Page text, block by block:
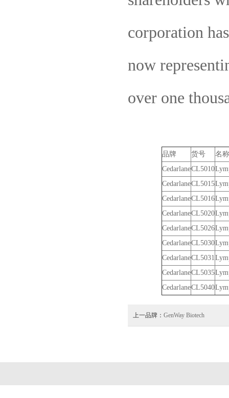
corporation
now
over one
品牌 货号
名称
CedarlaneCL5010
CedarlaneCL5015
CedarlaneCL5016
CedarlaneCL5020
CedarlaneCL5026
CedarlaneCL5030
CedarlaneCL5031
CedarlaneCL5035
CedarlaneCL5040
上一品牌： GenWay Biotech